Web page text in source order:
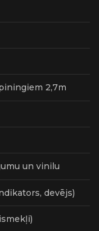
2,7m
un vinilu
devējs)